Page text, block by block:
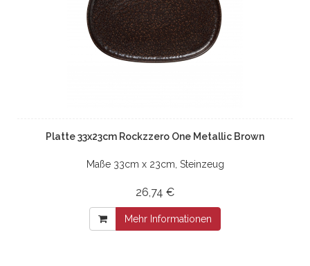
Platte 33x23cm Rockzzero One Metallic Brown
Maße 33cm x 23cm, Steinzeug
26,74 €
Mehr Informationen